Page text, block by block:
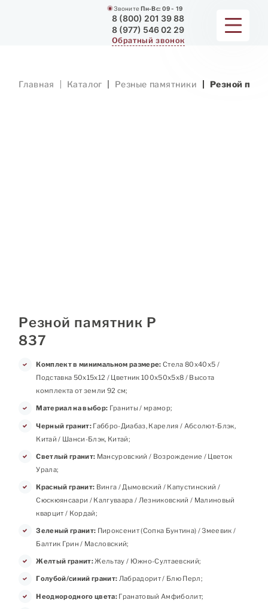
ЗвонитеПн-Вс: 09 - 19
8 (800) 201 39 88
8 (977) 546 02 29
Обратный звонок
Главная Каталог Резные памятники Резной
Резной памятник Р
837
Комплект в минимальном размере: Стела 80х40х5 /
Подставка 50х15х12 / Цветник 100х50х5х8 / Высота
комплекта от земли 92 см;
Материал на выбор: Граниты / мрамор;
Черный гранит:Габбро-Диабаз, Карелия / Абсолют-Блэк,
Китай / Шанси-Блэк, Китай;
Светлый гранит: Мансуровский / Возрождение / Цветок
Урала;
Красный гранит: Винга / Дымовский / Капустинский /
Сюскюянсаари / Калгуваара / Лезниковский / Малиновый
кварцит / Кордай;
Зеленый гранит: Пироксенит (Сопка Бунтина) / Змеевик /
Балтик Грин / Масловский;
Желтый гранит:Жельтау / Южно-Султаевский;
Голубой/синий гранит: Лабрадорит / Блю Перл;
Неоднородного цвета:Гранатовый Амфиболит;